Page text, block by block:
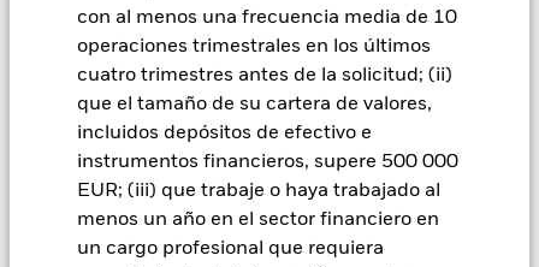
con al menos una frecuencia media de 10
operaciones trimestrales en los últimos
cuatro trimestres antes de la solicitud; (ii)
que el tamaño de su cartera de valores,
incluidos depósitos de efectivo e
instrumentos financieros, supere 500 000
EUR; (iii) que trabaje o haya trabajado al
menos un año en el sector financiero en
un cargo profesional que requiera
acciones con cobertura de divisas se identifican mediante la
palabra «Hedged» en su nombre. Además, el listado
completo de todas las clases de acciones con cobertura de
gestora del fondo.
En la medida en que el Fondo opere en préstamos de valores
para reducir los gastos, el propio Fondo percibirá el 62,5% de
los ingresos asociadas que se generen, y el 37,5% restante se
recibirá por BlackRock en calidad de agente de préstamo de
valores. Debido a que el reparto de los ingresos por préstamos